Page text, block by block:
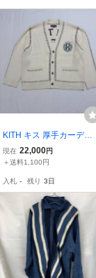
KITH キス 厚手カーディ
ガン CRM 25-080-060-00
06-3-0 ベージュ系 メンズ
現在 22,000円
＋送料1,100円
入札 - 残り 3日